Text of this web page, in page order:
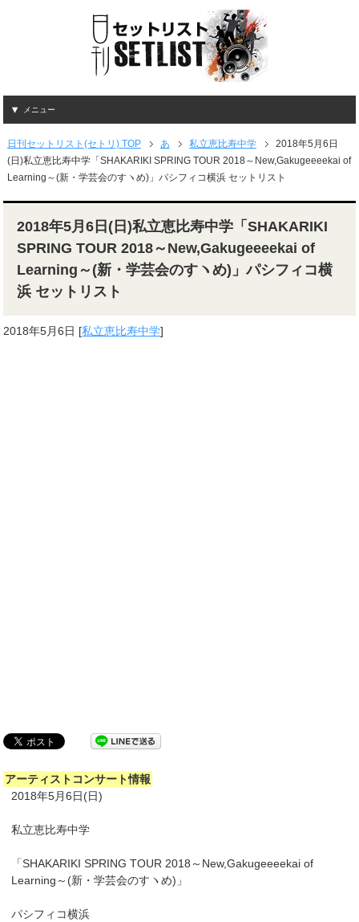
メニュー
日刊セットリスト(セトリ) TOP あ 私立恵比寿中学
2018年5月6日
(日)私立恵比寿中学「SHAKARIKI SPRING TOUR 2018～New,Gakugeeeekai of
Learning～(新・学芸会のすヽめ)」パシフィコ横浜 セットリスト
2018年5月6日(日)私立恵比寿中学「SHAKARIKI
SPRING TOUR 2018～New,Gakugeeeekai of
Learning～(新・学芸会のすヽめ)」パシフィコ横
浜 セットリスト
2018年5月6日 [私立恵比寿中学]
アーティストコンサート情報
2018年5月6日(日)
私立恵比寿中学
「SHAKARIKI SPRING TOUR 2018～New,Gakugeeeekai of
Learning～(新・学芸会のすヽめ)」
パシフィコ横浜